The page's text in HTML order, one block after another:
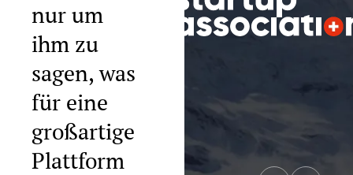
nur um
ihm zu
sagen, was
für eine
großartige
Plattform